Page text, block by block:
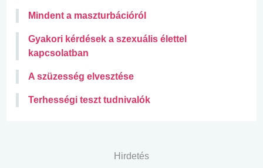
Mindent a maszturbációról
Gyakori kérdések a szexuális élettel
kapcsolatban
A szüzesség elvesztése
Terhességi teszt tudnivalók
Hirdetés